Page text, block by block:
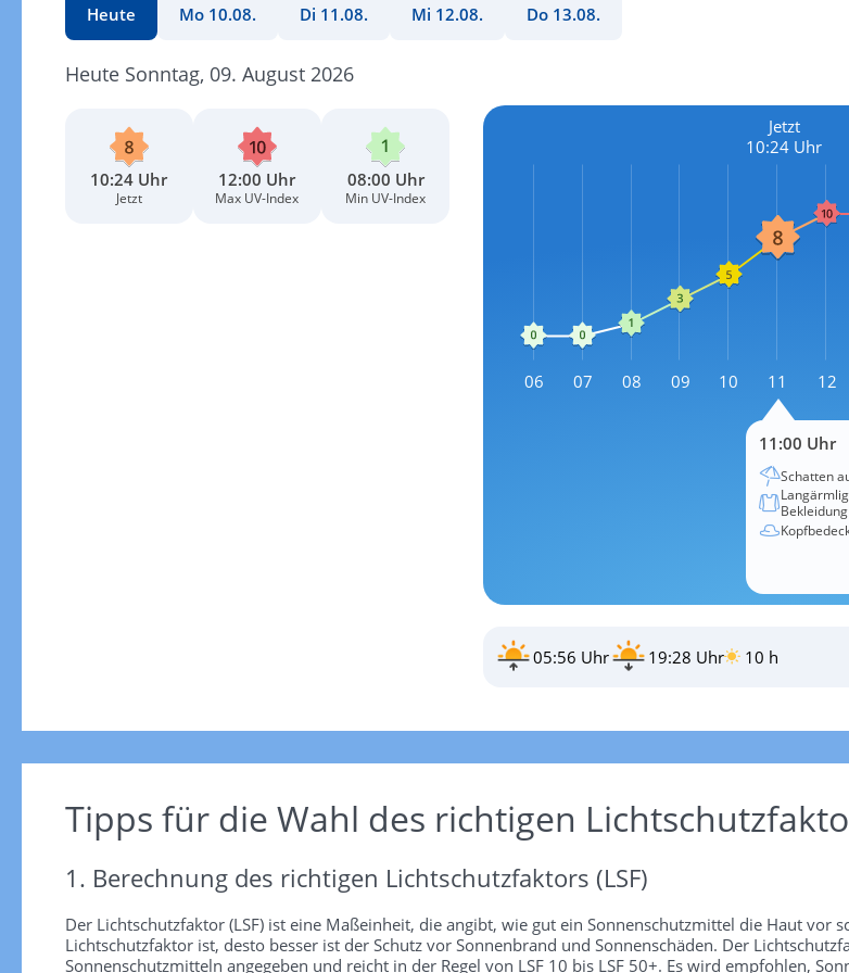
Heute Mo 10.08. Di 11.08. Mi 12.08. Do 13.08.
Heute Sonntag, 09. August 2026
10:24 Uhr
Jetzt
12:00 Uhr
Max UV-Index
08:00 Uhr
Min UV-Index
Jetzt
10:24 Uhr
06 07 08 09 10 11 12
11:00 Uhr
Schatten
Bekleidung
05:56 Uhr 19:28 Uhr 10 h
Tipps für die Wahl des richtigen
1. Berechnung des richtigen Lichtschutzfaktors (LSF)
Der Lichtschutzfaktor (LSF) ist eine Maßeinheit, die angibt, wie gut ein Sonnenschutzmittel die Haut vor
Lichtschutzfaktor ist, desto besser ist der Schutz vor Sonnenbrand und Sonnenschäden. Der
Sonnenschutzmitteln angegeben und reicht in der Regel von LSF 10 bis LSF 50+. Es wird empfohlen,